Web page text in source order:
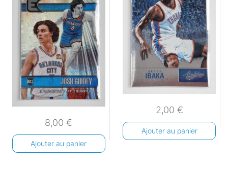
8,00€
Ajouter au panier
2,00 €
Ajouter au panier